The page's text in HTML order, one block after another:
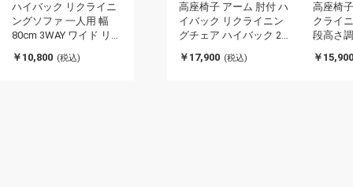
ハイバック リクライニ
ングソファ 一人用 幅
80cm 3WAY ワイド リク
水加工 クッション付 お
￥10,800 (税込)
高座椅子 アーム 肘付 ハ
イバック リクライニン
グチェア ハイバック 2
イニング ソファ ソファ
￥17,900 (税込)
高座椅
クライ
段高さ
チェア
￥15,900